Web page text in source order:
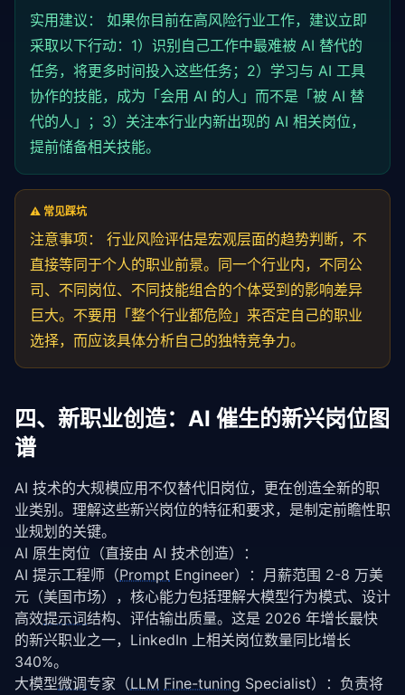
实用建议： 如果你目前在高风险行业工作，建议立即
采取以下行动：1）识别自己工作中最难被 AI 替代的
任务，将更多时间投入这些任务；2）学习与 AI 工具
协作的技能，成为「会用 AI 的人」而不是「被 AI 替
代的人」；3）关注本行业内新出现的 AI 相关岗位，
提前储备相关技能。
⚠️ 常见踩坑
注意事项： 行业风险评估是宏观层面的趋势判断，不
直接等同于个人的职业前景。同一个行业内，不同公
司、不同岗位、不同技能组合的个体受到的影响差异
巨大。不要用「整个行业都危险」来否定自己的职业
选择，而应该具体分析自己的独特竞争力。
四、新职业创造：AI 催生的新兴岗位图
谱
AI 技术的大规模应用不仅替代旧岗位，更在创造全新的职
业类别。理解这些新兴岗位的特征和要求，是制定前瞻性职
业规划的关键。
AI 原生岗位（直接由 AI 技术创造）：
AI 提示工程师（Prompt Engineer）：月薪范围 2-8 万美
元（美国市场），核心能力包括理解大模型行为模式、设计
高效提示词结构、评估输出质量。这是 2026 年增长最快
的新兴职业之一，LinkedIn 上相关岗位数量同比增长
340%。
大模型微调专家（LLM Fine-tuning Specialist）：负责将